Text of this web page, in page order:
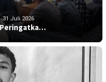
31 Juli 2026
Peringatka…